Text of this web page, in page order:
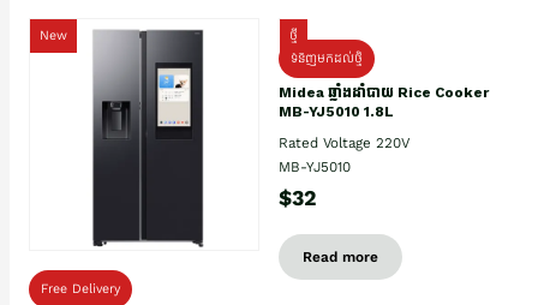
New
Free Delivery
ថ្មី
ទំនិញមកដល់ថ្មិ
Midea ឆ្នាំងដាំបាយ Rice Cooker
MB-YJ5010 1.8L
Rated Voltage 220V
MB-YJ5010
$32
Read more